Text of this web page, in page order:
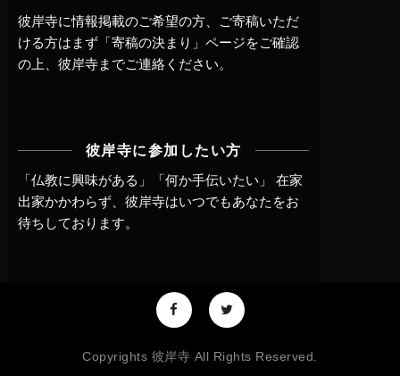
彼岸寺に情報掲載のご希望の方、ご寄稿いただ
ける方はまず 「寄稿の決まり」ページをご確認
の上、 彼岸寺までご連絡 ください。
彼岸寺に参加したい方
「仏教に興味がある」「何か手伝いたい」 在家
出家かかわらず、 彼岸寺はいつでもあなたをお
待ちしております。
Copyrights 彼岸寺 All Rights Reserved.